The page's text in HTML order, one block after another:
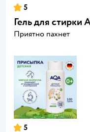
5
Гель для стирки
Приятно пахнет
5